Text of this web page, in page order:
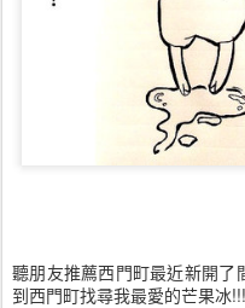
聽朋友推薦西門町最近新開
到西門町找尋我最愛的芒果冰